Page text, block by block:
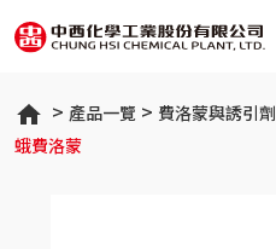
產品一覽 費洛蒙與誘引劑
蛾費洛蒙